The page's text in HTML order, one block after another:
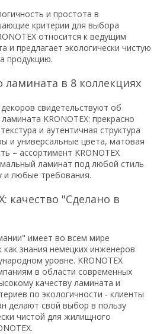
и простота в
критерии для выбора
относится к ведущим
и предлагает экологически чистую
продукцию.
ламината в 8 коллекциях
свидетельствуют об
KRONOTEX: прекрасно
и аутентичная структура
и универсальные цвета, матовая
– ассортимент KRONOTEX
ламинат под любой стиль
любые требования.
качество "Сделано в
имеет во всем мире
знания немецких инженеров
уровне. KRONOTEX
в области современных
качеству ламината и
по экологичности - клиенты
делают свой выбор в пользу
чистой для жилищного